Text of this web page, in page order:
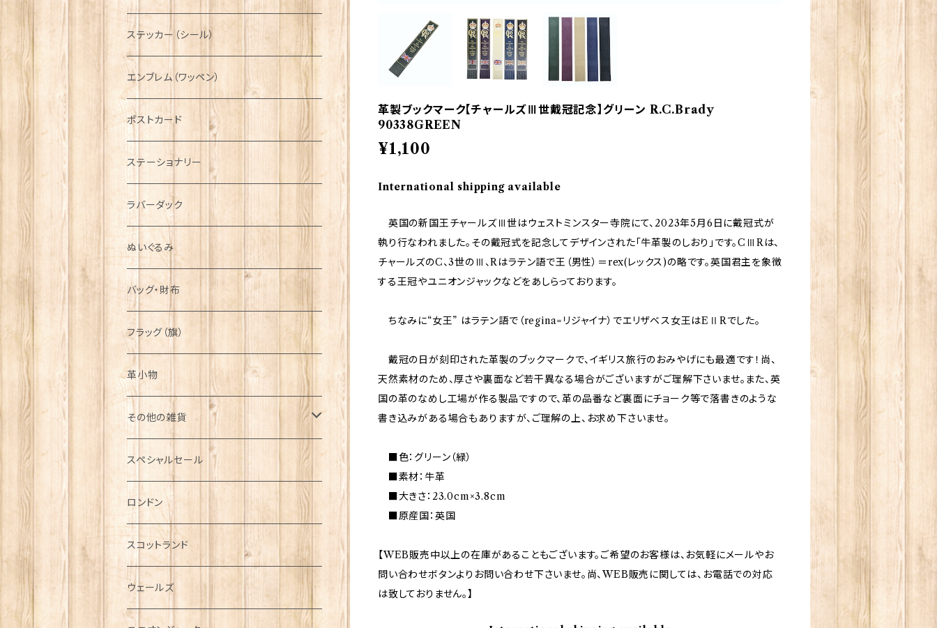
革製ブックマーク【チャールズⅢ世戴冠記念】グリーン R.C.Brady
90338GREEN
¥1,100
International shipping available
英国の新国王チャールズⅢ世はウェストミンスター寺院にて、2023年5月6日に戴冠式が
執り行なわれました。その戴冠式を記念してデザインされた「牛革製のしおり」です。CⅢRは、
チャールズのC、3世のⅢ、Rはラテン語で王（男性）＝rex(レックス)の略です。英国君主を象徴
する王冠やユニオンジャックなどをあしらっております。
ちなみに“女王” はラテン語で（regina=リジャイナ）でエリザベス女王はEⅡRでした。
戴冠の日が刻印された革製のブックマークで、イギリス旅行のおみやげにも最適です！尚、
天然素材のため、厚さや裏面など若干異なる場合がございますがご理解下さいませ。また、英
国の革のなめし工場が作る製品ですので、革の品番など裏面にチョーク等で落書きのような
書き込みがある場合もありますが、ご理解の上、お求め下さいませ。
■色：グリーン（緑）
■素材：牛革
■大きさ：23.0cm×3.8cm
■原産国：英国
【WEB販売中以上の在庫があることもございます。ご希望のお客様は、お気軽にメールやお
問い合わせボタンよりお問い合わせ下さいませ。尚、WEB販売に関しては、お電話での対応
は致しておりません。】
ニット帽
ボタンラップマフラー【Aran Traditions】
ファッションマスク
その他テーブルウェア
動物＆植物
国旗＆紋章
音楽＆楽器
NAVY
AIRFORCE
ARMY
ピューター
ステッカー（シール）
エンブレム（ワッペン）
ポストカード
ステーショナリー
ラバーダック
ぬいぐるみ
バッグ・財布
フラッグ（旗）
革小物
その他の雑貨
ミニカー
チャーム
犬グッズ
傘
スペシャルセール
ロンドン
スコットランド
ウェールズ